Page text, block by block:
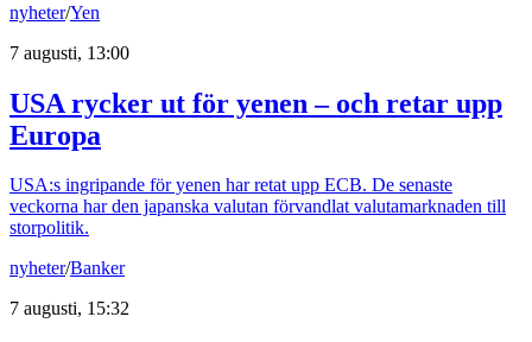
nyheter/Yen
7 augusti, 13:00
USA rycker ut för yenen – och retar upp
Europa
USA:s ingripande för yenen har retat upp ECB. De senaste
veckorna har den japanska valutan förvandlat valutamarknaden till
storpolitik.
nyheter/Banker
7 augusti, 15:32